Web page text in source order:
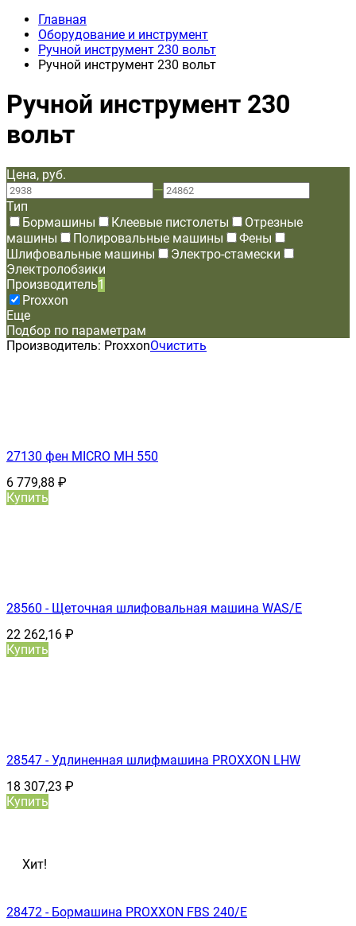
Главная
Оборудование и инструмент
Ручной инструмент 230 вольт
Ручной инструмент 230 вольт
Ручной инструмент 230
вольт
Цена, руб.
—
Тип
Бормашины
Клеевые пистолеты
Отрезные
машины
Полировальные машины
Фены
Шлифовальные машины
Электро-стамески
Электролобзики
Производитель1
Proxxon
Еще
Подбор по параметрам
Производитель: ProxxonОчистить
27130 фен MICRO MH 550
6 779,88 ₽
Купить
28560 - Щеточная шлифовальная машина WAS/E
22 262,16 ₽
Купить
28547 - Удлиненная шлифмашина PROXXON LHW
18 307,23 ₽
Купить
Хит!
28472 - Бормашина PROXXON FBS 240/Е